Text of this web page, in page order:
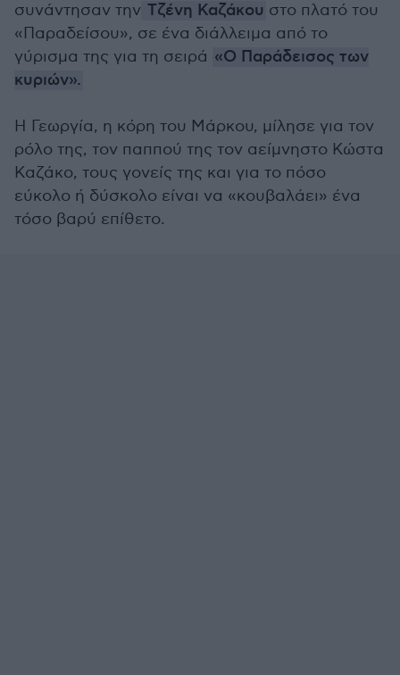
συνάντησαν την Τζένη Καζάκου στο πλατό του
«Παραδείσου», σε ένα διάλλειμα από το
γύρισμα της για τη σειρά «Ο Παράδεισος των
κυριών».
Η Γεωργία, η κόρη του Μάρκου, μίλησε για τον
ρόλο της, τον παππού της τον αείμνηστο Κώστα
Καζάκο, τους γονείς της και για το πόσο
εύκολο ή δύσκολο είναι να «κουβαλάει» ένα
τόσο βαρύ επίθετο.